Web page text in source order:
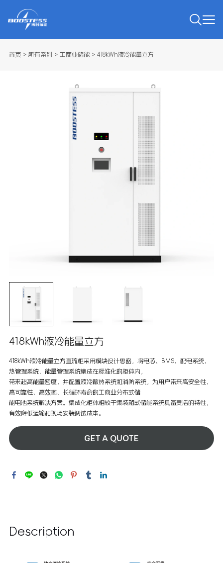
首页> 所有系列 > 工商业储能> 418kWh液冷能量立方
418kWh液冷能量立方
418kWh液冷能量立方直流柜采用模块设计思路，将电芯、BMS、配电系统、
热管理系统、能量管理系统集成在标准化的柜体内，
带来超高能量密度，并配置液冷散热系统和消防系统，为用户带来高安全性、
高可靠性、高效率、长循环寿命的工商业分布式储
能电池系统解决方案。集成化柜体相较于集装箱式储能系统具备灵活的特性，
有效降低运输和现场安装调试成本。
GET A QUOTE
Description